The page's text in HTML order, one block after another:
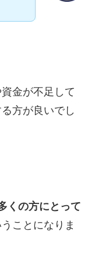
金が不足して
方が良いでし
くの方にとって
うことになりま